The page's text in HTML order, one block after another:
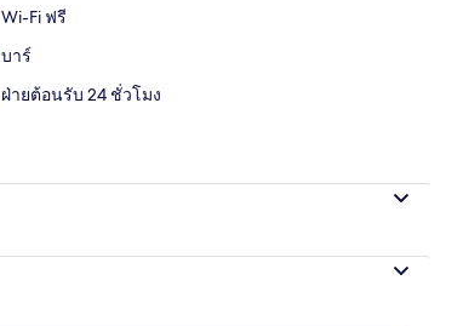
Wi-Fi ฟรี
บาร์
ฝ่ายต้อนรับ 24 ชั่วโมง